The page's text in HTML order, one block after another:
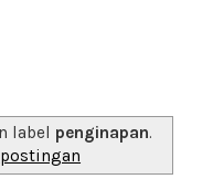
label penginapan.